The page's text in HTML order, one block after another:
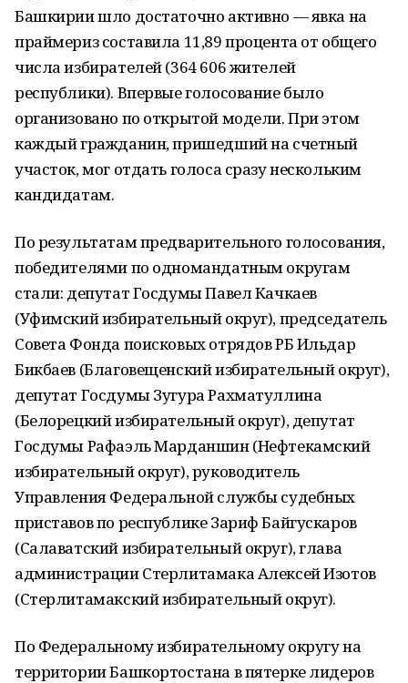
Башкирии шло достаточно активно — явка на
праймериз составила 11,89 процента от общего
числа избирателей (364 606 жителей
республики). Впервые голосование было
организовано по открытой модели. При этом
каждый гражданин, пришедший на счетный
участок, мог отдать голоса сразу нескольким
кандидатам.
По результатам предварительного голосования,
победителями по одномандатным округам
стали: депутат Госдумы Павел Качкаев
(Уфимский избирательный округ), председатель
Совета Фонда поисковых отрядов РБ Ильдар
Бикбаев (Благовещенский избирательный округ),
депутат Госдумы Зугура Рахматуллина
(Белорецкий избирательный округ), депутат
Госдумы Рафаэль Марданшин (Нефтекамский
избирательный округ), руководитель
Управления Федеральной службы судебных
приставов по республике Зариф Байгускаров
(Салаватский избирательный округ), глава
администрации Стерлитамака Алексей Изотов
(Стерлитамакский избирательный округ).
По Федеральному избирательному округу на
территории Башкортостана в пятерке лидеров